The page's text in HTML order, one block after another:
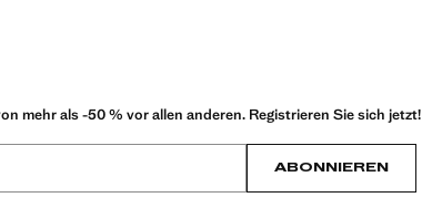
mehr als -50 % vor allen anderen. Registrieren Sie sich jetzt!
ABONNIEREN